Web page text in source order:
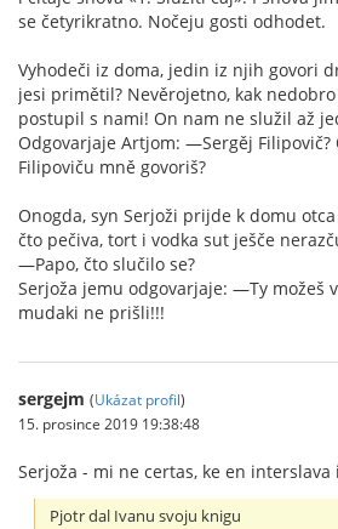
se četyrikratno. Nočeju gosti odhodet.
Vyhodeči iz doma, jedin iz njih govori
jesi primětil? Nevěrojetno, kak
postupil s nami! On nam ne služil až
Odgovarjaje Artjom: —Sergěj Filipovič?
Filipoviču mně govoriš?
Onogda, syn Serjoži prijde k domu
čto pečiva, tort i vodka sut ješče
—Papo, čto slučilo se?
Serjoža jemu odgovarjaje: —Ty možeš
mudaki ne prišli!!!
sergejm (Ukázat profil)
15. prosince 2019 19:38:48
Serjoža - mi ne certas, ke en interslava
Pjotr dal Ivanu svoju knigu